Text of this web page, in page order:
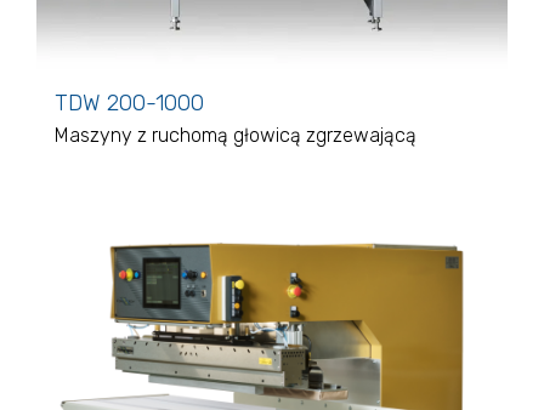
TDW 200-1000
Maszyny z ruchomą głowicą zgrzewającą